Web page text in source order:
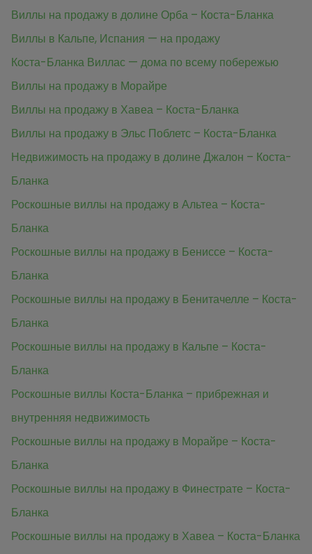
Виллы на продажу в долине Орба – Коста-Бланка
Виллы в Кальпе, Испания — на продажу
Коста-Бланка Виллас — дома по всему побережью
Виллы на продажу в Морайре
Виллы на продажу в Хавеа – Коста-Бланка
Виллы на продажу в Эльс Поблетс – Коста-Бланка
Недвижимость на продажу в долине Джалон – Коста-
Бланка
Роскошные виллы на продажу в Альтеа – Коста-
Бланка
Роскошные виллы на продажу в Бениссе – Коста-
Бланка
Роскошные виллы на продажу в Бенитачелле – Коста-
Бланка
Роскошные виллы на продажу в Кальпе – Коста-
Бланка
Роскошные виллы Коста-Бланка – прибрежная и
внутренняя недвижимость
Роскошные виллы на продажу в Морайре – Коста-
Бланка
Роскошные виллы на продажу в Финестрате – Коста-
Бланка
Роскошные виллы на продажу в Хавеа – Коста-Бланка